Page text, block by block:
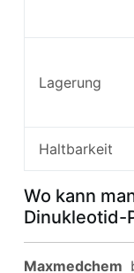
Lagerung
Haltbarkeit
Wo kann
Dinukleotid-
Maxmedchem